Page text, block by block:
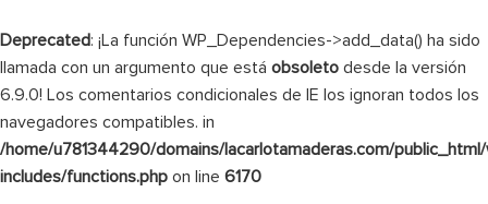
Deprecated: ¡La función WP_Dependencies->add_data() ha sido
llamada con un argumento que está obsoleto desde la versión
6.9.0! Los comentarios condicionales de IE los ignoran todos los
navegadores compatibles. in
/home/u781344290/domains/lacarlotamaderas.com/
includes/functions.php on line 6170